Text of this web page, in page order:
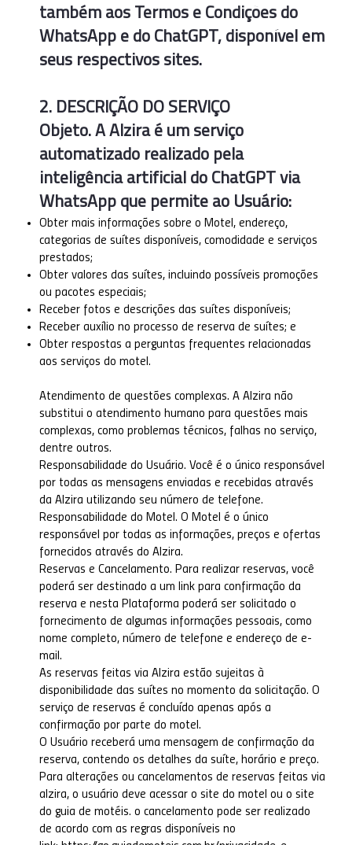
também aos Termos e Condições do
WhatsApp e do ChatGPT, disponível em
seus respectivos sites.
2. DESCRIÇÃO DO SERVIÇO
Objeto. A Alzira é um serviço
automatizado realizado pela
inteligência artificial do ChatGPT via
WhatsApp que permite ao Usuário:
Obter mais informações sobre o Motel, endereço,
categorias de suítes disponíveis, comodidade e serviços
prestados;
Obter valores das suítes, incluindo possíveis promoções
ou pacotes especiais;
Receber fotos e descrições das suítes disponíveis;
Receber auxílio no processo de reserva de suítes; e
Obter respostas a perguntas frequentes relacionadas
aos serviços do motel.
Atendimento de questões complexas. A Alzira não
substitui o atendimento humano para questões mais
complexas, como problemas técnicos, falhas no serviço,
dentre outros.
Responsabilidade do Usuário. Você é o único responsável
por todas as mensagens enviadas e recebidas através
da Alzira utilizando seu número de telefone.
Responsabilidade do Motel. O Motel é o único
responsável por todas as informações, preços e ofertas
fornecidos através do Alzira.
Reservas e Cancelamento. Para realizar reservas, você
poderá ser destinado a um link para confirmação da
reserva e nesta Plataforma poderá ser solicitado o
fornecimento de algumas informações pessoais, como
nome completo, número de telefone e endereço de e-
mail.
As reservas feitas via Alzira estão sujeitas à
disponibilidade das suítes no momento da solicitação. O
serviço de reservas é concluído apenas após a
confirmação por parte do motel.
O Usuário receberá uma mensagem de confirmação da
reserva, contendo os detalhes da suíte, horário e preço.
Para alterações ou cancelamentos de reservas feitas via
alzira, o usuário deve acessar o site do motel ou o site
do guia de motéis. o cancelamento pode ser realizado
de acordo com as regras disponíveis no